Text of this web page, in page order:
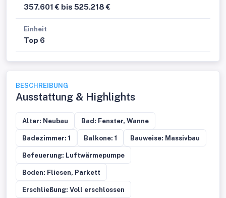
357.601 € bis 525.218 €
Einheit
Top 6
BESCHREIBUNG
Ausstattung & Highlights
Alter: Neubau Bad: Fenster, Wanne
Badezimmer: 1 Balkone: 1 Bauweise: Massivbau
Befeuerung: Luftwärmepumpe
Boden: Fliesen, Parkett
Erschließung: Voll erschlossen